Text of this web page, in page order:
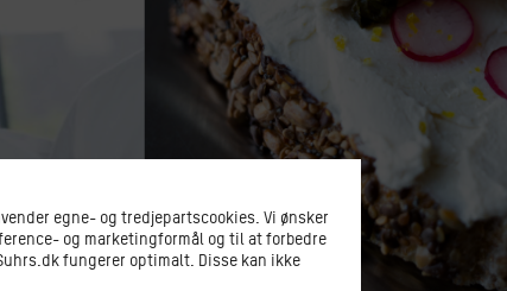
egne- og tredjepartscookies. Vi ønsker
og marketingformål og til at forbedre
fungerer optimalt. Disse kan ikke